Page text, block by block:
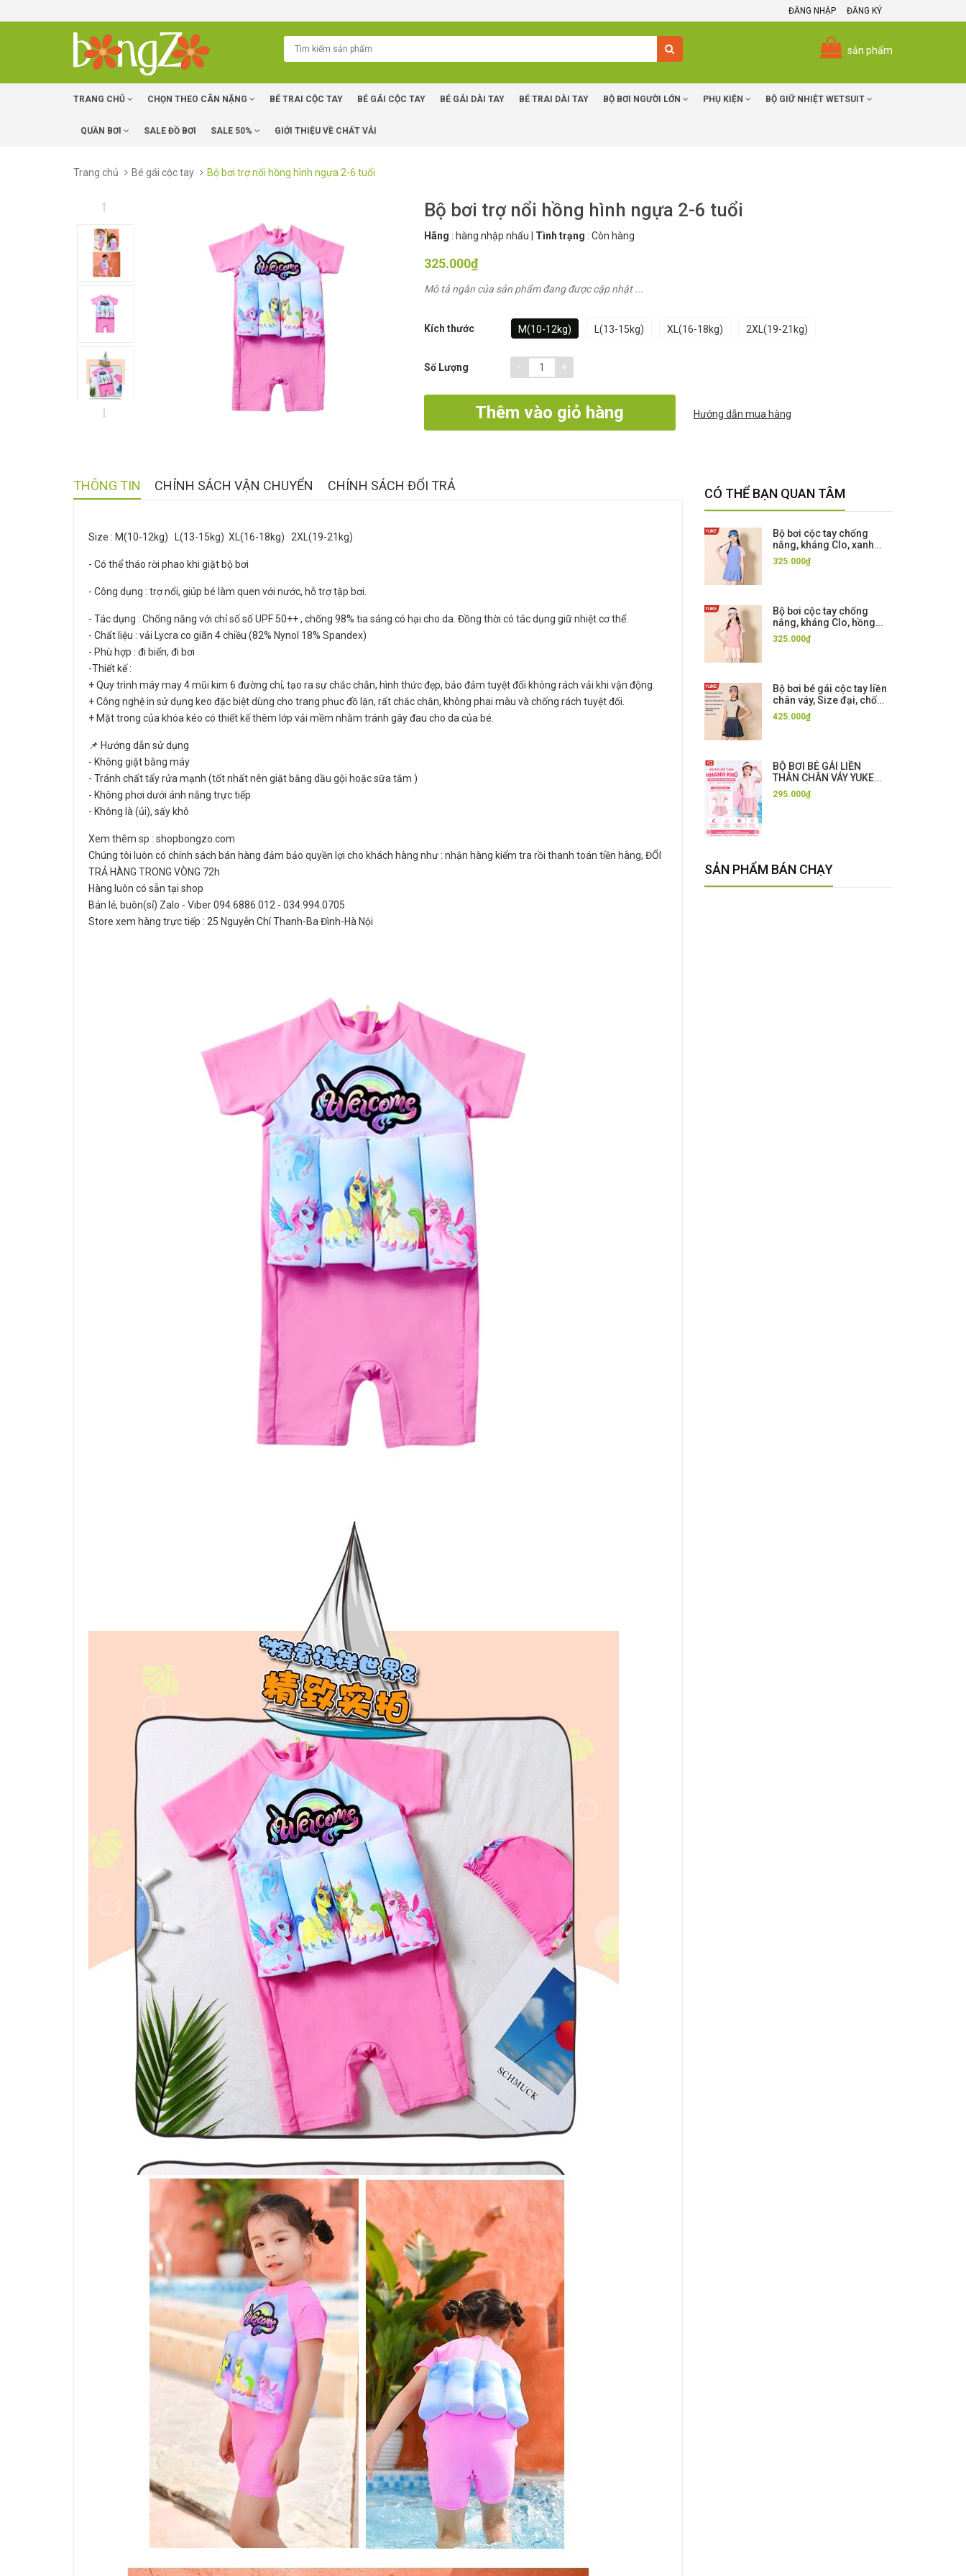
ĐĂNG NHẬP ĐĂNG KÝ
sản phẩm
TRANG CHỦ CHỌN THEO CÂN NẶNG BÉ TRAI CỘC TAY BÉ GÁI CỘC TAY BÉ GÁI DÀI TAY BÉ TRAI DÀI TAY BỘ BƠI NGƯỜI LỚN PHỤ KIỆN BỘ GIỮ NHIỆT WETSUIT
QUẦN BƠI SALE ĐỒ BƠI SALE 50% GIỚI THIỆU VỀ CHẤT VẢI
Trang chủ Bé gái cộc tay Bộ bơi trợ nổi hồng hình ngựa 2-6 tuổi
Bộ bơi trợ nổi hồng hình ngựa 2-6 tuổi
Hãng : hàng nhập nhẩu Tình trạng : Còn hàng
325.000₫
Mô tả ngắn của sản phẩm đang được cập nhật ...
Kích thước M(10-12kg) L(13-15kg) XL(16-18kg) 2XL(19-21kg)
Số Lượng - +
Thêm vào giỏ hàng Hướng dẫn mua hàng
THÔNG TIN CHÍNH SÁCH VẬN CHUYỂN CHÍNH SÁCH ĐỔI TRẢ
Size : M(10-12kg) L(13-15kg) XL(16-18kg) 2XL(19-21kg)
- Có thể tháo rời phao khi giặt bộ bơi
- Công dụng : trợ nổi, giúp bé làm quen với nước, hỗ trợ tập bơi.
- Tác dụng : Chống nắng với chỉ số số UPF 50++ , chống 98% tia sáng có hại cho da. Đồng thời có tác dụng giữ nhiệt cơ thể.
- Chất liệu : vải Lycra co giãn 4 chiều (82% Nynol 18% Spandex)
- Phù hợp : đi biển, đi bơi
-Thiết kế :
+ Quy trình máy may 4 mũi kim 6 đường chỉ, tạo ra sự chắc chắn, hình thức đẹp, bảo đảm tuyệt đối không rách vải khi vận động.
+ Công nghệ in sử dụng keo đặc biệt dùng cho trang phục đồ lặn, rất chắc chắn, không phai màu và chống rách tuyệt đối.
+ Mặt trong của khóa kéo có thiết kế thêm lớp vải mềm nhằm tránh gây đau cho da của bé.
📌 Hướng dẫn sử dụng
- Không giặt bằng máy
- Tránh chất tẩy rửa mạnh (tốt nhất nên giặt bằng dầu gội hoặc sữa tắm )
- Không phơi dưới ánh nắng trực tiếp
- Không là (ủi), sấy khô
Xem thêm sp : shopbongzo.com
Chúng tôi luôn có chính sách bán hàng đảm bảo quyền lợi cho khách hàng như : nhận hàng kiểm tra rồi thanh toán tiền hàng, ĐỔI
TRẢ HÀNG TRONG VÒNG 72h
Hàng luôn có sẵn tại shop
Bán lẻ, buôn(sỉ) Zalo - Viber 094.6886.012 - 034.994.0705
Store xem hàng trực tiếp : 25 Nguyễn Chí Thanh-Ba Đình-Hà Nội
CÓ THỂ BẠN QUAN TÂM
Bộ bơi cộc tay chống
nắng, kháng Clo, xanh
hồng chân váy rời Yuke,
UPF 50+
325.000₫
Bộ bơi cộc tay chống
nắng, kháng Clo, hồng
chân váy rời Yuke, UPF
50+
325.000₫
Bộ bơi bé gái cộc tay liền
chân váy, Size đại, chống
nắng, kháng Clo,3 màu,
Yuke
425.000₫
BỘ BƠI BÉ GÁI LIỀN
THÂN CHÂN VÁY YUKE
CAO CẤP – CHỐNG
NẮNG – NHANH KHÔ –
295.000₫
SẢN PHẨM BÁN CHẠY